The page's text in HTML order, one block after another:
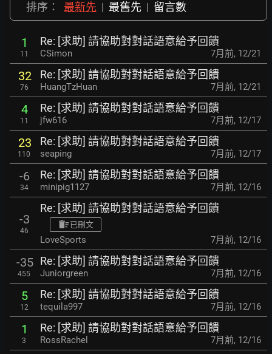
排序： 最新先 | 最舊先 | 留言數
1
11
Re: [求助] 請協助對對話語意給予回饋
CSimon 7月前, 12/21
32
76
Re: [求助] 請協助對對話語意給予回饋
HuangTzHuan 7月前, 12/21
4
11
Re: [求助] 請協助對對話語意給予回饋
jfw616 7月前, 12/17
23
110
Re: [求助] 請協助對對話語意給予回饋
seaping 7月前, 12/17
-6
34
Re: [求助] 請協助對對話語意給予回饋
minipig1127 7月前, 12/16
-3
46
Re: [求助] 請協助對對話語意給予回饋
已刪文
LoveSports 7月前, 12/16
-35
455
Re: [求助] 請協助對對話語意給予回饋
Juniorgreen 7月前, 12/16
5
12
Re: [求助] 請協助對對話語意給予回饋
tequila997 7月前, 12/16
1
3
Re: [求助] 請協助對對話語意給予回饋
RossRachel 7月前, 12/16